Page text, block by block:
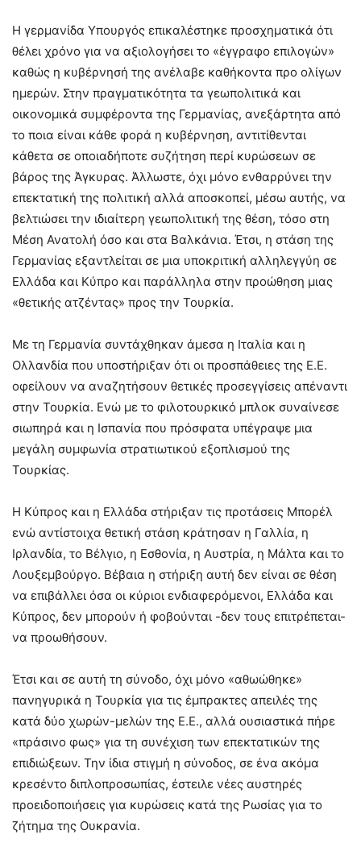
Η γερμανίδα Υπουργός επικαλέστηκε προσχηματικά ότι
θέλει χρόνο για να αξιολογήσει το «έγγραφο επιλογών»
καθώς η κυβέρνησή της ανέλαβε καθήκοντα προ ολίγων
ημερών. Στην πραγματικότητα τα γεωπολιτικά και
οικονομικά συμφέροντα της Γερμανίας, ανεξάρτητα από
το ποια είναι κάθε φορά η κυβέρνηση, αντιτίθενται
κάθετα σε οποιαδήποτε συζήτηση περί κυρώσεων σε
βάρος της Άγκυρας. Άλλωστε, όχι μόνο ενθαρρύνει την
επεκτατική της πολιτική αλλά αποσκοπεί, μέσω αυτής, να
βελτιώσει την ιδιαίτερη γεωπολιτική της θέση, τόσο στη
Μέση Ανατολή όσο και στα Βαλκάνια. Έτσι, η στάση της
Γερμανίας εξαντλείται σε μια υποκριτική αλληλεγγύη σε
Ελλάδα και Κύπρο και παράλληλα στην προώθηση μιας
«θετικής ατζέντας» προς την Τουρκία.
Με τη Γερμανία συντάχθηκαν άμεσα η Ιταλία και η
Ολλανδία που υποστήριξαν ότι οι προσπάθειες της Ε.Ε.
οφείλουν να αναζητήσουν θετικές προσεγγίσεις απέναντι
στην Τουρκία. Ενώ με το φιλοτουρκικό μπλοκ συναίνεσε
σιωπηρά και η Ισπανία που πρόσφατα υπέγραψε μια
μεγάλη συμφωνία στρατιωτικού εξοπλισμού της
Τουρκίας.
Η Κύπρος και η Ελλάδα στήριξαν τις προτάσεις Μπορέλ
ενώ αντίστοιχα θετική στάση κράτησαν η Γαλλία, η
Ιρλανδία, το Βέλγιο, η Εσθονία, η Αυστρία, η Μάλτα και το
Λουξεμβούργο. Βέβαια η στήριξη αυτή δεν είναι σε θέση
να επιβάλλει όσα οι κύριοι ενδιαφερόμενοι, Ελλάδα και
Κύπρος, δεν μπορούν ή φοβούνται -δεν τους επιτρέπεται-
να προωθήσουν.
Έτσι και σε αυτή τη σύνοδο, όχι μόνο «αθωώθηκε»
πανηγυρικά η Τουρκία για τις έμπρακτες απειλές της
κατά δύο χωρών-μελών της Ε.Ε., αλλά ουσιαστικά πήρε
«πράσινο φως» για τη συνέχιση των επεκτατικών της
επιδιώξεων. Την ίδια στιγμή η σύνοδος, σε ένα ακόμα
κρεσέντο διπλοπροσωπίας, έστειλε νέες αυστηρές
προειδοποιήσεις για κυρώσεις κατά της Ρωσίας για το
ζήτημα της Ουκρανία.